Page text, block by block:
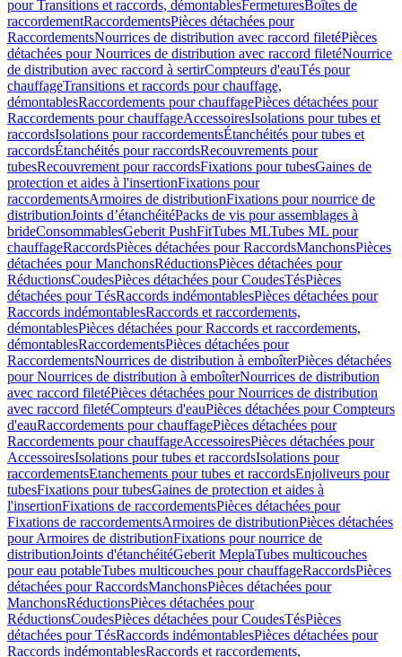
pour Transitions et raccords, démontablesFermeturesBoîtes de
raccordementRaccordementsPièces détachées pour
RaccordementsNourrices de distribution avec raccord filetéPièces
détachées pour Nourrices de distribution avec raccord filetéNourrice
de distribution avec raccord à sertirCompteurs d'eauTés pour
chauffageTransitions et raccords pour chauffage,
démontablesRaccordements pour chauffagePièces détachées pour
Raccordements pour chauffageAccessoiresIsolations pour tubes et
raccordsIsolations pour raccordementsÉtanchéités pour tubes et
raccordsÉtanchéités pour raccordsRecouvrements pour
tubesRecouvrement pour raccordsFixations pour tubesGaines de
protection et aides à l'insertionFixations pour
raccordementsArmoires de distributionFixations pour nourrice de
distributionJoints d’étanchéitéPacks de vis pour assemblages à
brideConsommablesGeberit PushFitTubes MLTubes ML pour
chauffageRaccordsPièces détachées pour RaccordsManchonsPièces
détachées pour ManchonsRéductionsPièces détachées pour
RéductionsCoudesPièces détachées pour CoudesTésPièces
détachées pour TésRaccords indémontablesPièces détachées pour
Raccords indémontablesRaccords et raccordements,
démontablesPièces détachées pour Raccords et raccordements,
démontablesRaccordementsPièces détachées pour
RaccordementsNourrices de distribution à emboîterPièces détachées
pour Nourrices de distribution à emboîterNourrices de distribution
avec raccord filetéPièces détachées pour Nourrices de distribution
avec raccord filetéCompteurs d'eauPièces détachées pour Compteurs
d'eauRaccordements pour chauffagePièces détachées pour
Raccordements pour chauffageAccessoiresPièces détachées pour
AccessoiresIsolations pour tubes et raccordsIsolations pour
raccordementsEtanchements pour tubes et raccordsEnjoliveurs pour
tubesFixations pour tubesGaines de protection et aides à
l'insertionFixations de raccordementsPièces détachées pour
Fixations de raccordementsArmoires de distributionPièces détachées
pour Armoires de distributionFixations pour nourrice de
distributionJoints d'étanchéitéGeberit MeplaTubes multicouches
pour eau potableTubes multicouches pour chauffageRaccordsPièces
détachées pour RaccordsManchonsPièces détachées pour
ManchonsRéductionsPièces détachées pour
RéductionsCoudesPièces détachées pour CoudesTésPièces
détachées pour TésRaccords indémontablesPièces détachées pour
Raccords indémontablesRaccords et raccordements,